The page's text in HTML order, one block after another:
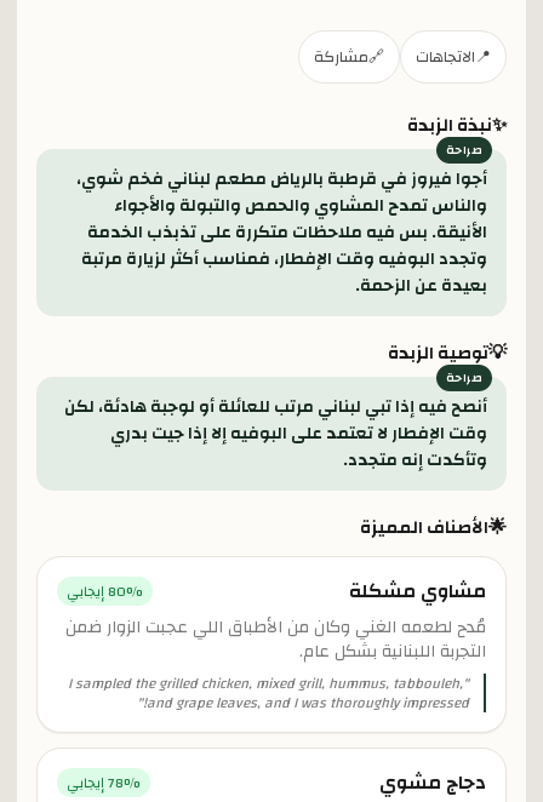
📍الاتجاهات 🔗مشاركة
✨نبذة الزبدة
أجوا فيروز في قرطبة بالرياض مطعم لبناني فخم شوي،
والناس تمدح المشاوي والحمص والتبولة والأجواء
الأنيقة. بس فيه ملاحظات متكررة على تذبذب الخدمة
وتجدد البوفيه وقت الإفطار، فمناسب أكثر لزيارة مرتبة
بعيدة عن الزحمة.
💡توصية الزبدة
أنصح فيه إذا تبي لبناني مرتب للعائلة أو لوجبة هادئة، لكن
وقت الإفطار لا تعتمد على البوفيه إلا إذا جيت بدري
وتأكدت إنه متجدد.
🌟الأصناف المميزة
مشاوي مشكلة 80% إيجابي
مُدح لطعمه الغني وكان من الأطباق اللي عجبت الزوار ضمن
التجربة اللبنانية بشكل عام.
"
I sampled the grilled chicken, mixed grill, hummus, tabbouleh,
and grape leaves, and I was thoroughly impressed!
"
دجاج مشوي 78% إيجابي